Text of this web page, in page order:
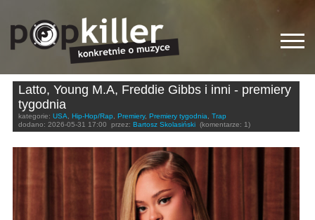
Latto, Young M.A, Freddie Gibbs i inni - premiery
tygodnia
kategorie: USA, Hip-Hop/Rap, Premiery, Premiery tygodnia, Trap
dodano: 2026-05-31 17:00 przez: Bartosz Skolasiński (komentarze: 1)